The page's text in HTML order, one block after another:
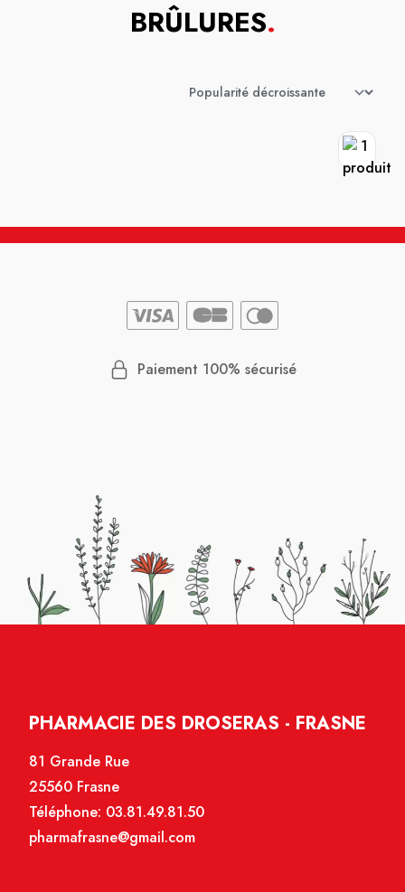
BRÛLURES.
Paiement 100% sécurisé
PHARMACIE DES DROSERAS - FRASNE
81 Grande Rue
25560 Frasne
Téléphone: 03.81.49.81.50
pharmafrasne@gmail.com